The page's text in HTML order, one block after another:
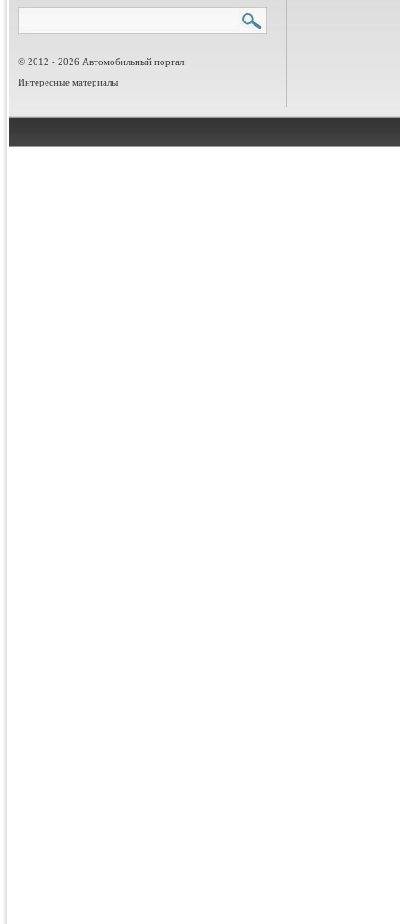
© 2012 - 2026 Автомобильный портал
Интересные материалы